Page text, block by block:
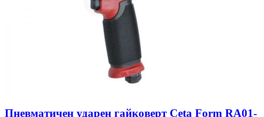
Пневматичен ударен гайковерт Ceta Form RA01-